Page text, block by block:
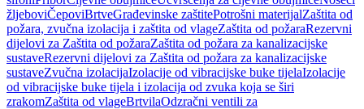
žljeboviČepoviBrtveGrađevinske zaštitePotrošni materijalZaštita od
požara, zvučna izolacija i zaštita od vlageZaštita od požaraRezervni
dijelovi za Zaštita od požaraZaštita od požara za kanalizacijske
sustaveRezervni dijelovi za Zaštita od požara za kanalizacijske
sustaveZvučna izolacijaIzolacije od vibracijske buke tijelaIzolacije
od vibracijske buke tijela i izolacija od zvuka koja se širi
zrakomZaštita od vlageBrtvilaOdzračni ventili za